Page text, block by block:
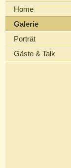
Home
Galerie
Porträt
Gäste & Talk